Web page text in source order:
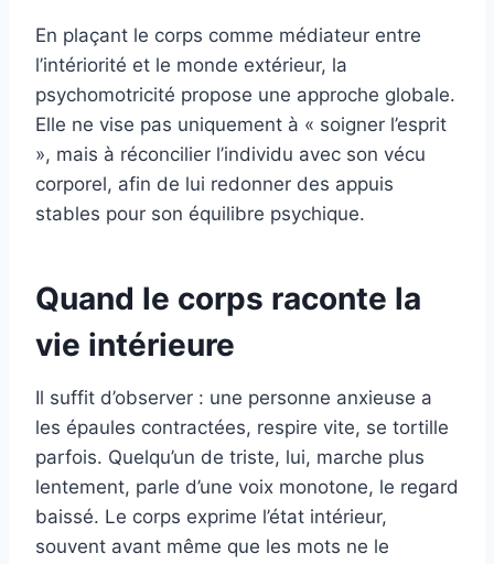
En plaçant le corps comme médiateur entre
l’intériorité et le monde extérieur, la
psychomotricité propose une approche globale.
Elle ne vise pas uniquement à « soigner l’esprit
», mais à réconcilier l’individu avec son vécu
corporel, afin de lui redonner des appuis
stables pour son équilibre psychique.
Quand le corps raconte la
vie intérieure
Il suffit d’observer : une personne anxieuse a
les épaules contractées, respire vite, se tortille
parfois. Quelqu’un de triste, lui, marche plus
lentement, parle d’une voix monotone, le regard
baissé. Le corps exprime l’état intérieur,
souvent avant même que les mots ne le